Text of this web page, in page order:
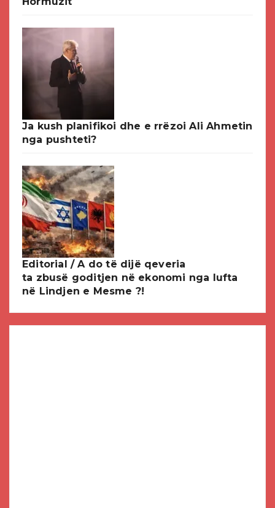
Ja kush planifikoi dhe e rrëzoi Ali Ahmetin
nga pushteti?
Editorial / A do të dijë qeveria
ta zbusë goditjen në ekonomi nga lufta
në Lindjen e Mesme ?!